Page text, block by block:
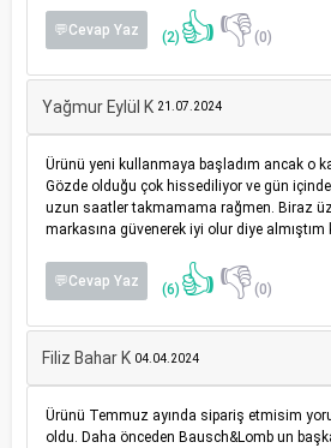
💬Cevap Yaz (2) 👍👎(0)
Yağmur Eylül K 21.07.2024
Ürünü yeni kullanmaya başladım ancak o
Gözde olduğu çok hissediliyor ve gün
uzun saatler takmamama rağmen. Biraz
markasına güvenerek iyi olur diye almıştım
💬Cevap Yaz (6) 👍👎(0)
Filiz Bahar K 04.04.2024
Ürünü Temmuz ayında sipariş etmisim
oldu. Daha önceden Bausch&Lomb un